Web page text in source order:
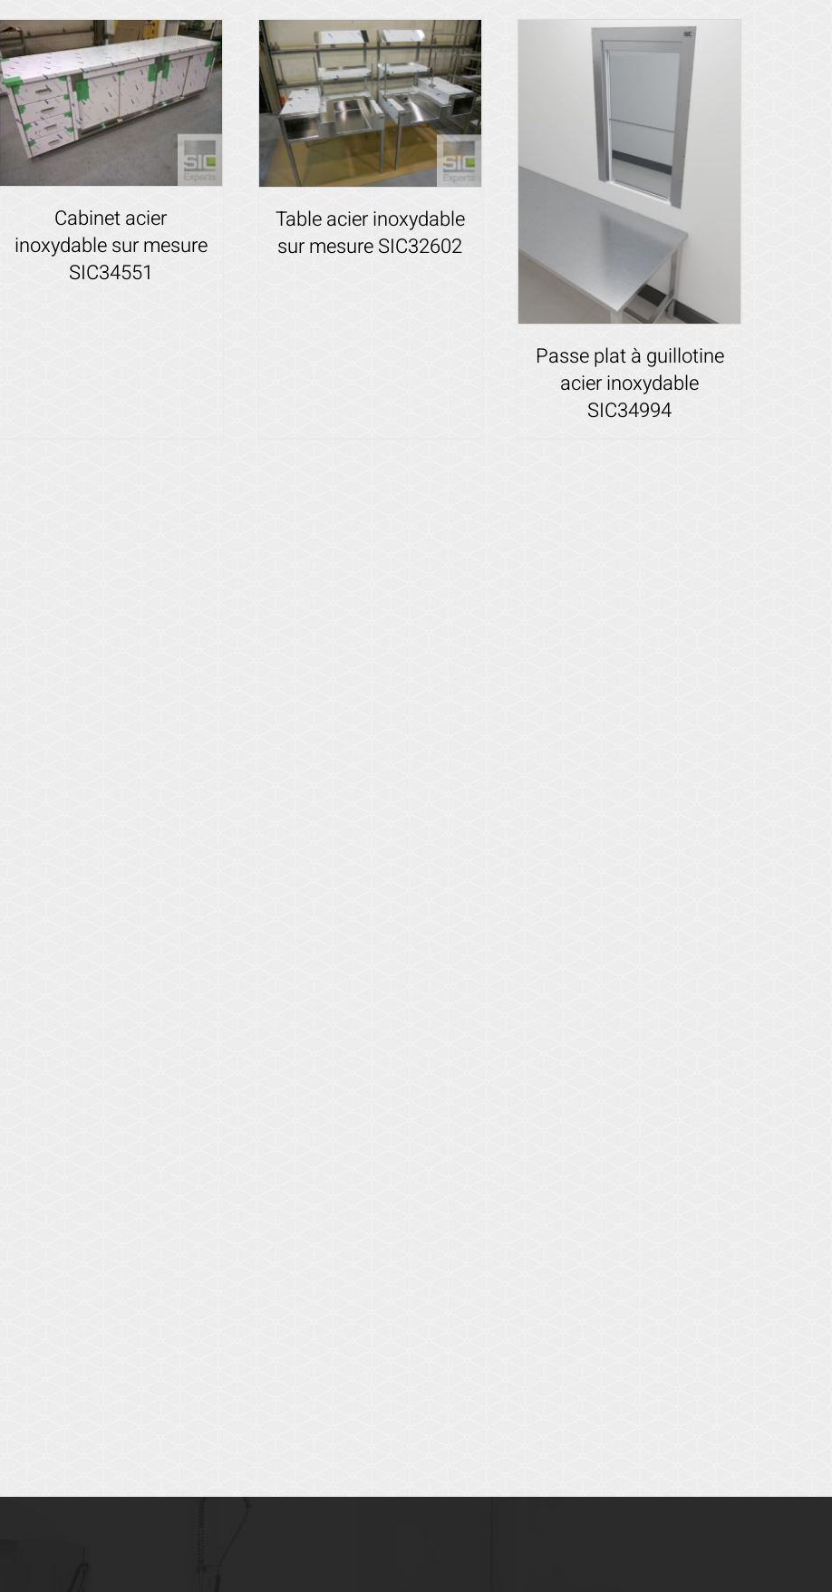
Cabinet acier
inoxydable sur mesure
SIC34551
Table acier inoxydable
sur mesure SIC32602
Passe plat à guillotine
acier inoxydable
SIC34994